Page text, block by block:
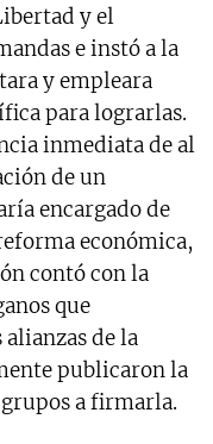
y el
e instó a la
y empleara
para lograrlas.
inmediata de al
de un
encargado de
económica,
contó con la
que
de la
publicaron la
a firmarla.